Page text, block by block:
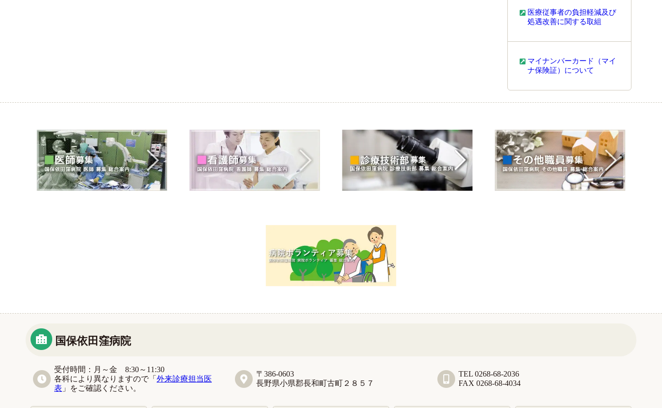
医療従事者の負担軽減及び
処遇改善に関する取組
マイナンバーカード（マイ
ナ保険証）について
国保依田窪病院
受付時間：月～金 8:30～11:30
各科により異なりますので「 外来診療担当医
表 」をご確認ください。
〒386-0603
長野県小県郡長和町古町２８５７
TEL 0268-68-2036
FAX 0268-68-4034